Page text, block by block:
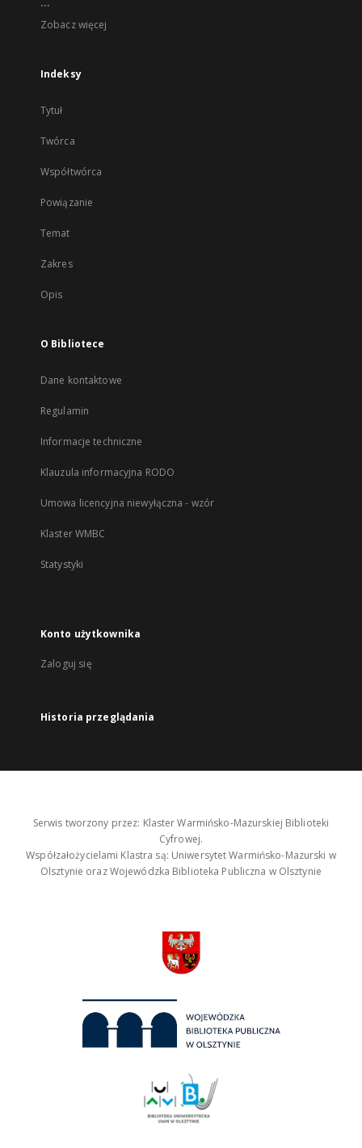
Zobacz więcej
Indeksy
Tytuł
Twórca
Współtwórca
Powiązanie
Temat
Zakres
Opis
O Bibliotece
Dane kontaktowe
Regulamin
Informacje techniczne
Klauzula informacyjna RODO
Umowa licencyjna niewyłączna - wzór
Klaster WMBC
Statystyki
Konto użytkownika
Zaloguj się
Historia przeglądania
Serwis tworzony przez: Klaster Warmińsko-Mazurskiej Biblioteki
Cyfrowej.
Współzałożycielami Klastra są: Uniwersytet Warmińsko-Mazurski w
Olsztynie oraz Wojewódzka Biblioteka Publiczna w Olsztynie